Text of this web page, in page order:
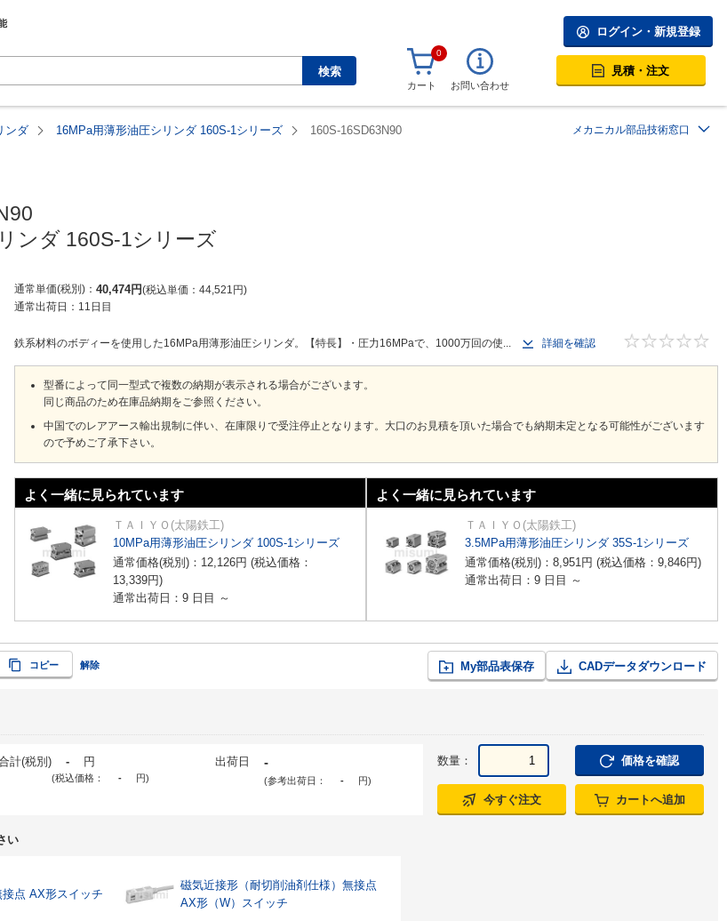
検索
ログイン・新規登録
0
カート お問い合わせ
見積・注文
ンダ 16MPa用薄形油圧シリンダ 160S-1シリーズ 160S-16SD63N90 メカニカル部品技術窓口
ンダ 160S-1シリーズ
通常単価(税別) 40,474円 税込単価 44,521 円
通常出荷日： 11日目
鉄系材料のボディーを使用した16MPa用薄形油圧シリンダ。【特長】・圧力16MPaで、1000万回の使... 詳細を確認
型番によって同一型式で複数の納期が表示される場合がございます。
同じ商品のため在庫品納期をご参照ください。
中国でのレアアース輸出規制に伴い、在庫限りで受注停止となります。大口のお見積を頂いた場合でも納期未定となる可能性がございます
ので予めご了承下さい。
よく一緒に見られています
ＴＡＩＹＯ(太陽鉄工)
10MPa用薄形油圧シリンダ 100S-1シリーズ
通常価格(税別)： 12,126円 (税込価格：
13,339円)
通常出荷日：9 日目 ～
よく一緒に見られています
ＴＡＩＹＯ(太陽鉄工)
3.5MPa用薄形油圧シリンダ 35S-1シリーズ
通常価格(税別)： 8,951円 (税込価格： 9,846円)
通常出荷日：9 日目 ～
コピー 解除 My部品表保存 CADデータダウンロード
計(税別) - 円
(税込価格： - 円)
出荷日 -
(参考出荷日： - 円)
数量： 価格を確認
今すぐ注文 カートへ追加
い
点 AX形スイッチ
磁気近接形（耐切削油剤仕様）無接点
AX形（W）スイッチ